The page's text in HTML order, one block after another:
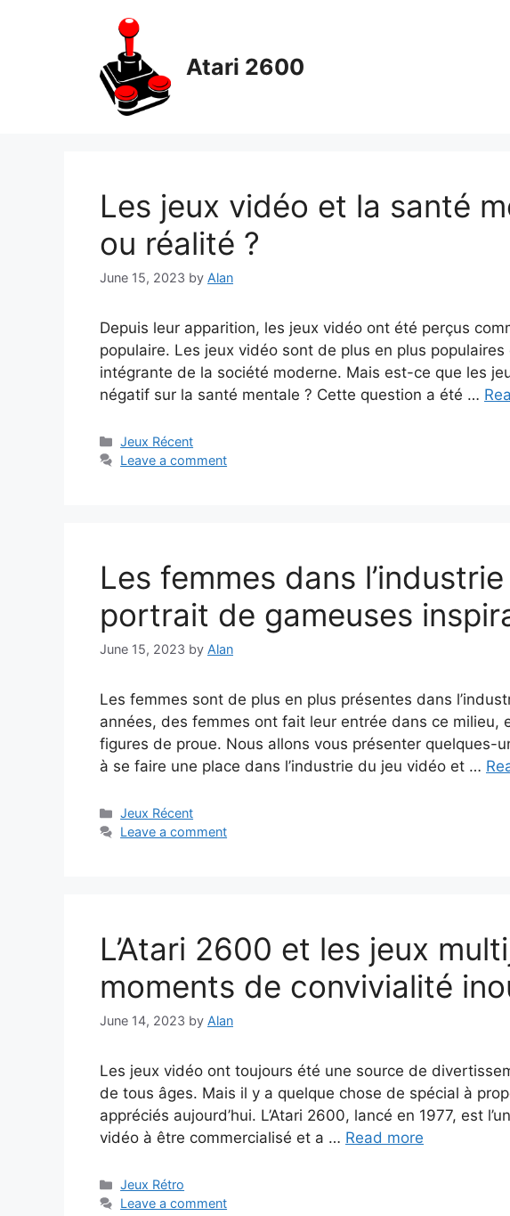
Atari 2600
Les jeux vidéo et la santé
ou réalité ?
June 15, 2023 by Alan
Depuis leur apparition, les jeux vidéo ont été perçus
populaire. Les jeux vidéo sont de plus en plus
intégrante de la société moderne. Mais est-ce que les
négatif sur la santé mentale ? Cette question a été …
Categories
Jeux Récent
Leave a comment
Les femmes dans
portrait de gameuses
June 15, 2023 by Alan
Les femmes sont de plus en plus présentes dans
années, des femmes ont fait leur entrée dans ce milieu,
figures de proue. Nous allons vous présenter quelques-
à se faire une place dans l’industrie du jeu vidéo et …
Categories
Jeux Récent
Leave a comment
L’Atari 2600 et les jeux
moments de convivialité
June 14, 2023 by Alan
Les jeux vidéo ont toujours été une source de
de tous âges. Mais il y a quelque chose de spécial à
appréciés aujourd’hui. L’Atari 2600, lancé en 1977, est
vidéo à être commercialisé et a … Read more
Categories
Jeux Rétro
Leave a comment